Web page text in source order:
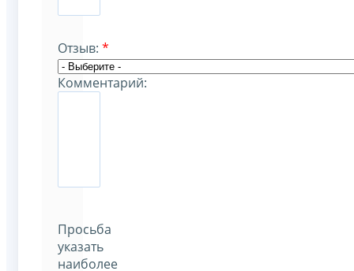
Отзыв: *
Комментарий:
Просьба
указать
наиболее